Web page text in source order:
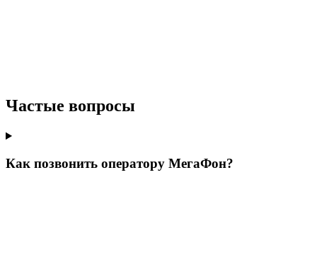
Частые вопросы
Как позвонить оператору МегаФон?